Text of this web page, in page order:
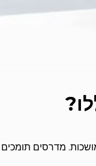
מדרסים תומכים